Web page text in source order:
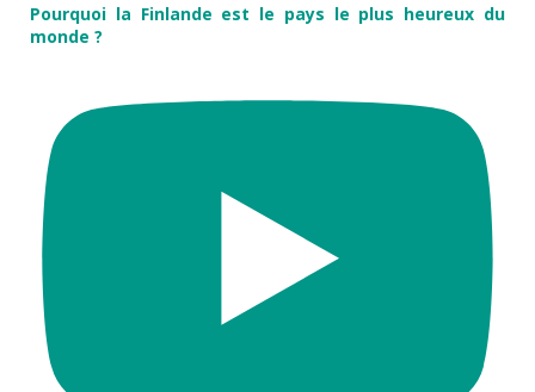
Pourquoi la Finlande est le pays le plus heureux du
monde ?